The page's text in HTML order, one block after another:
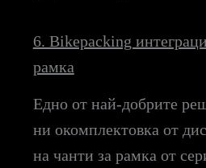
6. Bikepacking
рамка
Едно от най-добрите
ни окомплектовка от
на чанти за рамка от